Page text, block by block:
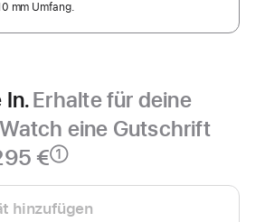
mm Umfang.
In.Erhalte für deine
eine Gutschrift
€①
hinzufügen